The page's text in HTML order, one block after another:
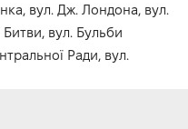
вул. Дж. Лондона, вул.
вул. Бульби
Ради, вул.